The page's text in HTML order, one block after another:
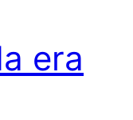
era